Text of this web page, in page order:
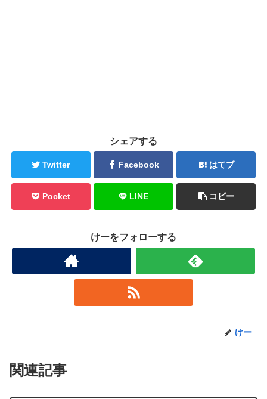
シェアする
Twitter Facebook はてブ
Pocket LINE コピー
けーをフォローする
けー
関連記事